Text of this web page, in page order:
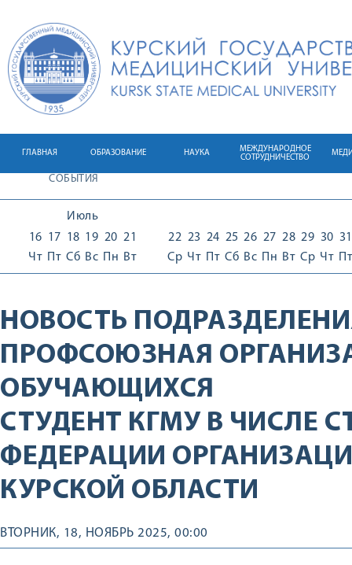
ГЛАВНАЯ ОБРАЗОВАНИЕ НАУКА
МЕЖДУНАРОДНОЕ
СОТРУДНИЧЕСТВО
СОБЫТИЯ
Июль
16
Чт
17
Пт
18
Сб
19
Вс
20
Пн
21
Вт
22
Ср
23
Чт
24
Пт
25
Сб
26
Вс
27
Пн
28
Вт
29
Ср
30
Чт
31
Пт
НОВОСТЬ
ПРОФСОЮЗНАЯ
ОБУЧАЮЩИХСЯ
СТУДЕНТ КГМУ В ЧИСЛЕ
ФЕДЕРАЦИИ
КУРСКОЙ ОБЛАСТИ
ВТОРНИК, 18, НОЯБРЬ 2025, 00:00